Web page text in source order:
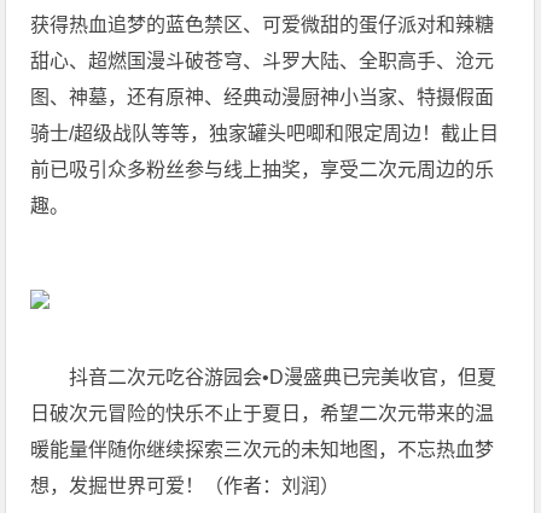
获得热血追梦的蓝色禁区、可爱微甜的蛋仔派对和辣糖
甜心、超燃国漫斗破苍穹、斗罗大陆、全职高手、沧元
图、神墓，还有原神、经典动漫厨神小当家、特摄假面
骑士/超级战队等等，独家罐头吧唧和限定周边！截止目
前已吸引众多粉丝参与线上抽奖，享受二次元周边的乐
趣。
抖音二次元吃谷游园会•D漫盛典已完美收官，但夏
日破次元冒险的快乐不止于夏日，希望二次元带来的温
暖能量伴随你继续探索三次元的未知地图，不忘热血梦
想，发掘世界可爱！（作者：刘润）